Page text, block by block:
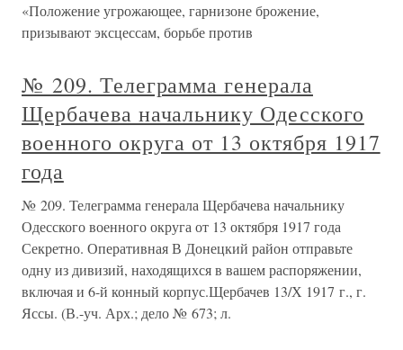
«Положение угрожающее, гарнизоне брожение,
призывают эксцессам, борьбе против
№ 209. Телеграмма генерала
Щербачева начальнику Одесского
военного округа от 13 октября 1917
года
№ 209. Телеграмма генерала Щербачева начальнику
Одесского военного округа от 13 октября 1917 года
Секретно. Оперативная В Донецкий район отправьте
одну из дивизий, находящихся в вашем распоряжении,
включая и 6-й конный корпус.Щербачев 13/Х 1917 г., г.
Яссы. (В.-уч. Арх.; дело № 673; л.